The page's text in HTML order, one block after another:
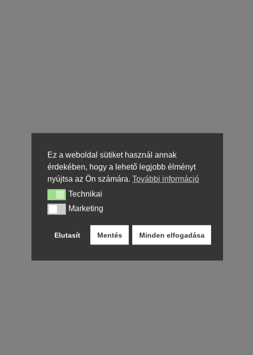
Ez a weboldal sütiket használ annak
érdekében, hogy a lehető legjobb élményt
nyújtsa az Ön számára. További információ
TechnikaiTechnikai
MarketingMarketing
Elutasít Mentés Minden elfogadása